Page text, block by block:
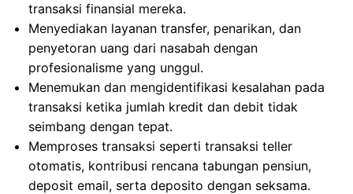
transaksi finansial mereka.
Menyediakan layanan transfer, penarikan, dan
penyetoran uang dari nasabah dengan
profesionalisme yang unggul.
Menemukan dan mengidentifikasi kesalahan pada
transaksi ketika jumlah kredit dan debit tidak
seimbang dengan tepat.
Memproses transaksi seperti transaksi teller
otomatis, kontribusi rencana tabungan pensiun,
deposit email, serta deposito dengan seksama.